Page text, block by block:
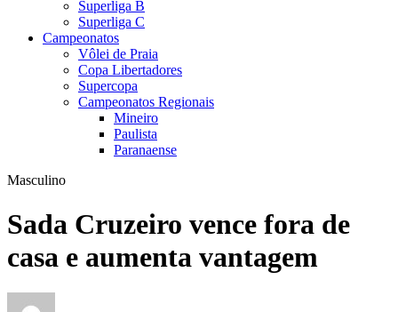
Superliga B
Superliga C
Campeonatos
Vôlei de Praia
Copa Libertadores
Supercopa
Campeonatos Regionais
Mineiro
Paulista
Paranaense
Masculino
Sada Cruzeiro vence fora de
casa e aumenta vantagem